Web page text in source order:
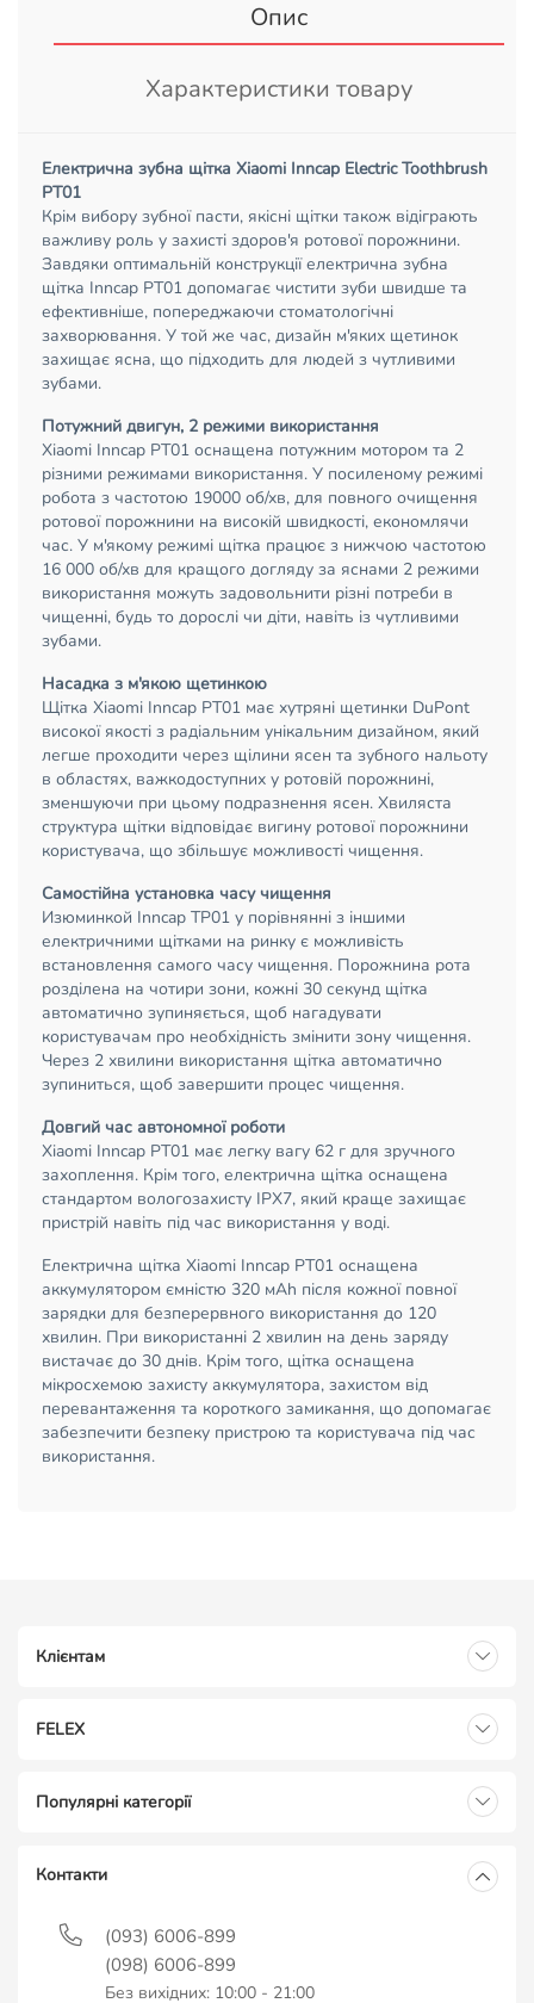
Опис
Характеристики товару
Електрична зубна щітка Xiaomi Inncap Electric Toothbrush
PT01
Крім вибору зубної пасти, якісні щітки також відіграють
важливу роль у захисті здоров'я ротової порожнини.
Завдяки оптимальній конструкції електрична зубна
щітка Inncap PT01 допомагає чистити зуби швидше та
ефективніше, попереджаючи стоматологічні
захворювання. У той же час, дизайн м'яких щетинок
захищає ясна, що підходить для людей з чутливими
зубами.
Потужний двигун, 2 режими використання
Xiaomi Inncap PT01 оснащена потужним мотором та 2
різними режимами використання. У посиленому режимі
робота з частотою 19000 об/хв, для повного очищення
ротової порожнини на високій швидкості, економлячи
час. У м'якому режимі щітка працює з нижчою частотою
16 000 об/хв для кращого догляду за яснами 2 режими
використання можуть задовольнити різні потреби в
чищенні, будь то дорослі чи діти, навіть із чутливими
зубами.
Насадка з м'якою щетинкою
Щітка Xiaomi Inncap PT01 має хутряні щетинки DuPont
високої якості з радіальним унікальним дизайном, який
легше проходити через щілини ясен та зубного нальоту
в областях, важкодоступних у ротовій порожнині,
зменшуючи при цьому подразнення ясен. Хвиляста
структура щітки відповідає вигину ротової порожнини
користувача, що збільшує можливості чищення.
Самостійна установка часу чищення
Изюминкой Inncap TP01 у порівнянні з іншими
електричними щітками на ринку є можливість
встановлення самого часу чищення. Порожнина рота
розділена на чотири зони, кожні 30 секунд щітка
автоматично зупиняється, щоб нагадувати
користувачам про необхідність змінити зону чищення.
Через 2 хвилини використання щітка автоматично
зупиниться, щоб завершити процес чищення.
Довгий час автономної роботи
Xiaomi Inncap PT01 має легку вагу 62 г для зручного
захоплення. Крім того, електрична щітка оснащена
стандартом вологозахисту IPX7, який краще захищає
пристрій навіть під час використання у воді.
Електрична щітка Xiaomi Inncap PT01 оснащена
аккумулятором ємністю 320 мАh після кожної повної
зарядки для безперервного використання до 120
хвилин. При використанні 2 хвилин на день заряду
вистачає до 30 днів. Крім того, щітка оснащена
мікросхемою захисту аккумулятора, захистом від
перевантаження та короткого замикання, що допомагає
забезпечити безпеку пристрою та користувача під час
використання.
Клієнтам
FELEX
Популярні категорії
Контакти
(093) 6006-899
(098) 6006-899
Без вихідних: 10:00 - 21:00